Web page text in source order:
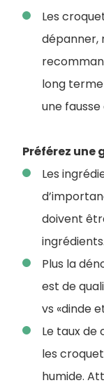
Les
dépanner,
long
une
Préférez une
Les
doivent
ingrédients.
Plus la
est de
vs «dinde
Le taux de
les
humide.